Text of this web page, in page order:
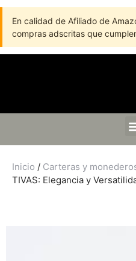
En calidad de Afiliado de
compras adscritas que
Inicio / Carteras y
TIVAS: Elegancia y